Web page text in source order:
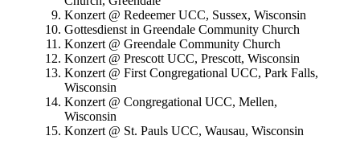
Konzert @ Redeemer UCC, Sussex, Wisconsin
Gottesdienst in Greendale Community Church
Konzert @ Greendale Community Church
Konzert @ Prescott UCC, Prescott, Wisconsin
Konzert @ First Congregational UCC, Park Falls,
Wisconsin
Konzert @ Congregational UCC, Mellen,
Wisconsin
Konzert @ St. Pauls UCC, Wausau, Wisconsin